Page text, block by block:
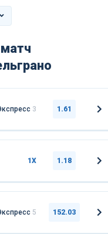
3 1.61
1Х 1.18
5 152.03